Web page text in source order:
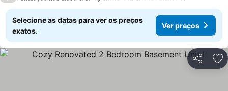
Selecione as datas para ver os preços
exatos.
Ver preços
Partilhar